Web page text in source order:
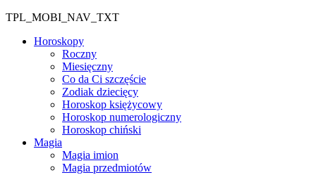
TPL_MOBI_NAV_TXT
Horoskopy
Roczny
Miesięczny
Co da Ci szczęście
Zodiak dziecięcy
Horoskop księżycowy
Horoskop numerologiczny
Horoskop chiński
Magia
Magia imion
Magia przedmiotów